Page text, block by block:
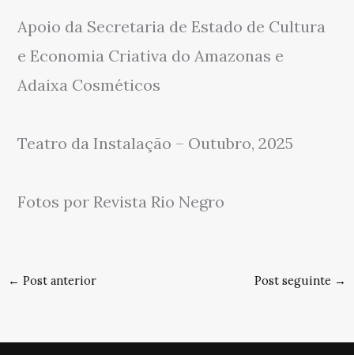
Apoio da Secretaria de Estado de Cultura
e Economia Criativa do Amazonas e
Adaixa Cosméticos
Teatro da Instalação – Outubro, 2025
Fotos por Revista Rio Negro
← Post anterior Post seguinte →